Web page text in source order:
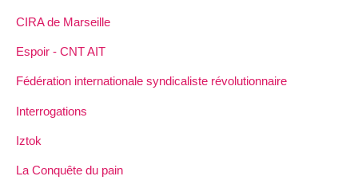
CIRA de Marseille
Espoir - CNT AIT
Fédération internationale syndicaliste révolutionnaire
Interrogations
Iztok
La Conquête du pain